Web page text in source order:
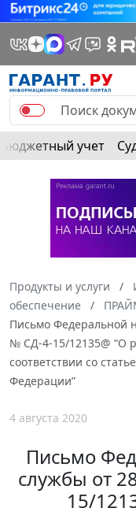
Бюджетный учет
Продукты и услуги
обеспечение
Письмо Федеральной
№ СД-4-15/12135@ “О
соответствии со
Федерации”
4 августа 2020
Письмо
службы от
15/